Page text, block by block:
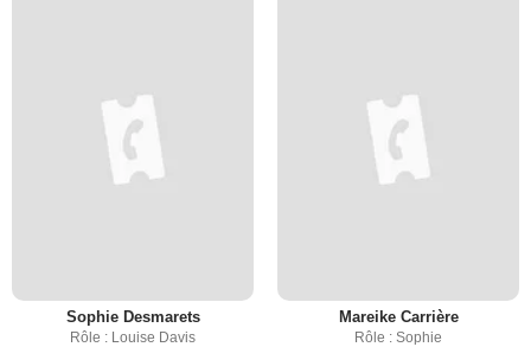
Sophie Desmarets
Rôle : Louise Davis
Mareike Carrière
Rôle : Sophie